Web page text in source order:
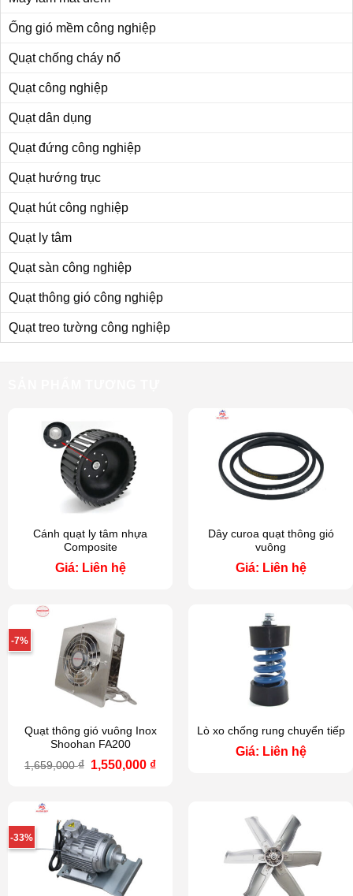
Ống gió mềm công nghiệp
Quạt chống cháy nổ
Quạt công nghiệp
Quạt dân dụng
Quạt đứng công nghiệp
Quạt hướng trục
Quạt hút công nghiệp
Quạt ly tâm
Quạt sàn công nghiệp
Quạt thông gió công nghiệp
Quạt treo tường công nghiệp
Cánh quạt ly tâm nhựa
Composite
Giá: Liên hệ
Dây curoa quạt thông gió
vuông
Giá: Liên hệ
-7%
Quạt thông gió vuông Inox
Shoohan FA200
1,659,000₫ Giá
1,550,000 ₫Giá
Lò xo chống rung chuyển tiếp
Giá: Liên hệ
-33%